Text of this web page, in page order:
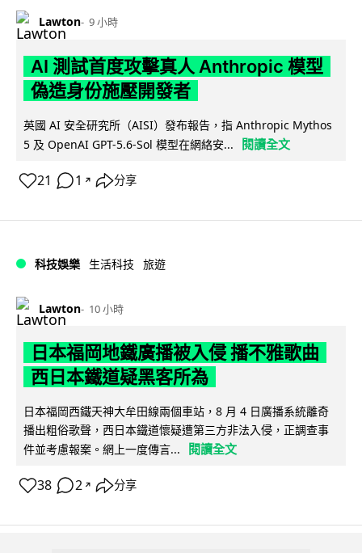
Lawton 9 小時
AI 測試首度攻擊真人 Anthropic 模型
偽造身份施壓開發者
英國 AI 安全研究所（AISI）發布報告，指 Anthropic Mythos
5 及 OpenAI GPT-5.6-Sol 模型在網絡安...
閱讀全文
21 1 ↗ 分享
科技娛樂 生活科技 旅遊
Lawton 10 小時
日本福岡地鐵廣播被入侵 播不雅歌曲
西日本鐵道疑黑客所為
日本福岡西鐵天神大牟田線兩個車站，8 月 4 日廣播系統離奇
播出粗俗歌聲，西日本鐵道懷疑遭第三方非法入侵，正調查事
件並考慮報案。網上一度傳言...
閱讀全文
38 2 ↗ 分享